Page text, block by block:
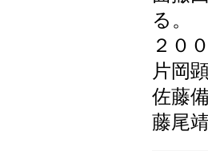
２０
片岡
佐藤
藤尾